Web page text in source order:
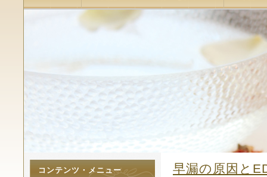
早漏の原因と
コンテンツ・メニュー